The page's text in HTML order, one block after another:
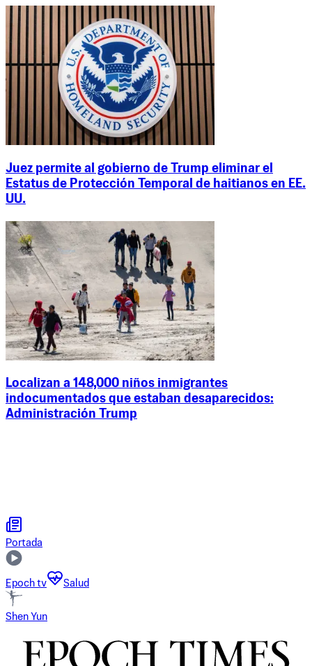
Juez permite al gobierno de Trump eliminar el
Estatus de Protección Temporal de haitianos en EE.
UU.
Localizan a 148,000 niños inmigrantes
indocumentados que estaban desaparecidos:
Administración Trump
Portada
Epoch tv Salud
Shen Yun